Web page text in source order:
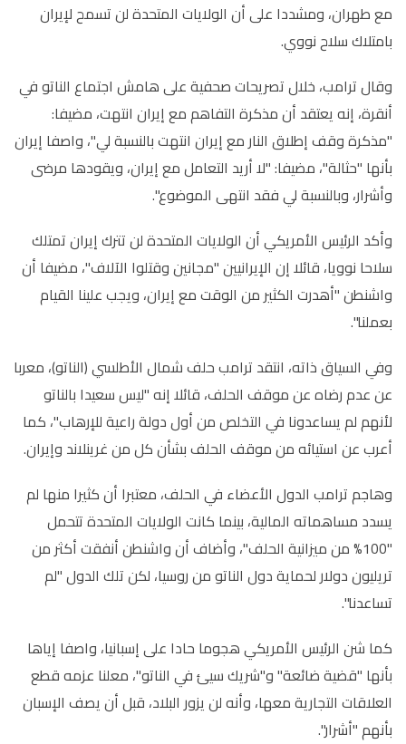
مع طهران، ومشددا على أن الولايات المتحدة لن تسمح لإيران
بامتلاك سلاح نووي.
وقال ترامب، خلال تصريحات صحفية على هامش اجتماع الناتو في
أنقرة، إنه يعتقد أن مذكرة التفاهم مع إيران انتهت، مضيفا:
"مذكرة وقف إطلاق النار مع إيران انتهت بالنسبة لي"، واصفا إيران
بأنها "حثالة"، مضيفا: "لا أريد التعامل مع إيران، ويقودها مرضى
وأشرار، وبالنسبة لي فقد انتهى الموضوع".
وأكد الرئيس الأمريكي أن الولايات المتحدة لن تترك إيران تمتلك
سلاحا نوويا، قائلا إن الإيرانيين "مجانين وقتلوا الآلاف"، مضيفا أن
واشنطن "أهدرت الكثير من الوقت مع إيران، ويجب علينا القيام
بعملنا".
وفي السياق ذاته، انتقد ترامب حلف شمال الأطلسي (الناتو)، معربا
عن عدم رضاه عن موقف الحلف، قائلا إنه "ليس سعيدا بالناتو
لأنهم لم يساعدونا في التخلص من أول دولة راعية للإرهاب"، كما
أعرب عن استيائه من موقف الحلف بشأن كل من غرينلاند وإيران.
وهاجم ترامب الدول الأعضاء في الحلف، معتبرا أن كثيرا منها لم
يسدد مساهماته المالية، بينما كانت الولايات المتحدة تتحمل
"100% من ميزانية الحلف"، وأضاف أن واشنطن أنفقت أكثر من
تريليون دولار لحماية دول الناتو من روسيا، لكن تلك الدول "لم
تساعدنا".
كما شن الرئيس الأمريكي هجوما حادا على إسبانيا، واصفا إياها
بأنها "قضية ضائعة" و"شريك سيئ في الناتو"، معلنا عزمه قطع
العلاقات التجارية معها، وأنه لن يزور البلاد، قبل أن يصف الإسبان
بأنهم "أشرار".